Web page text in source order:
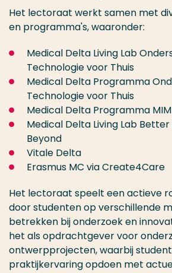
Het lectoraat werkt samen met
en programma's, waaronder:​
Medical Delta Living Lab
Technologie voor Thuis
Medical Delta Programma
Technologie voor Thuis
Medical Delta Programma
Medical Delta Living Lab
Beyond
Vitale Delta
Erasmus MC via Create4Care
Het lectoraat speelt een actieve
door studenten op verschillende
betrekken bij onderzoek en
het als opdrachtgever voor
ontwerpprojecten, waarbij
praktijkervaring opdoen met